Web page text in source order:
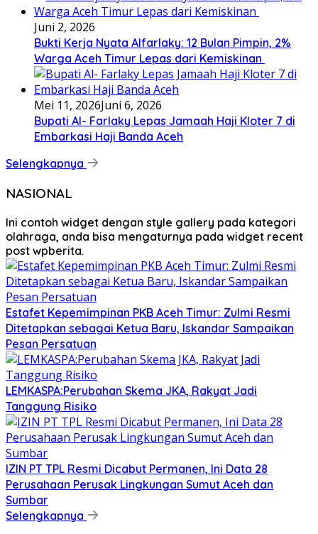
Juni 2, 2026
Bukti Kerja Nyata Alfarlaky: 12 Bulan Pimpin, 2%
Warga Aceh Timur Lepas dari Kemiskinan ‎
Mei 11, 2026Juni 6, 2026
Bupati Al- Farlaky Lepas Jamaah Haji Kloter 7 di
Embarkasi Haji Banda Aceh
Selengkapnya
NASIONAL
Ini contoh widget dengan style gallery pada kategori
olahraga, anda bisa mengaturnya pada widget recent
post wpberita.
Estafet Kepemimpinan PKB Aceh Timur: Zulmi Resmi
Ditetapkan sebagai Ketua Baru, Iskandar Sampaikan
Pesan Persatuan
LEMKASPA:Perubahan Skema JKA, Rakyat Jadi
Tanggung Risiko
IZIN PT TPL Resmi Dicabut Permanen, Ini Data 28
Perusahaan Perusak Lingkungan Sumut Aceh dan
Sumbar
Selengkapnya